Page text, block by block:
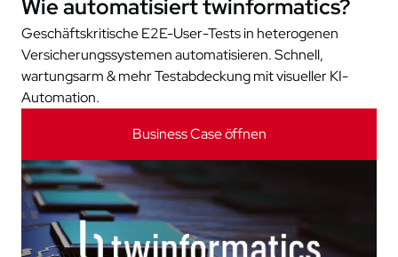
Wie automatisiert twinformatics?
Geschäftskritische E2E-User-Tests in heterogenen
Versicherungssystemen automatisieren. Schnell,
wartungsarm & mehr Testabdeckung mit visueller KI-
Automation.
Business Case öffnen